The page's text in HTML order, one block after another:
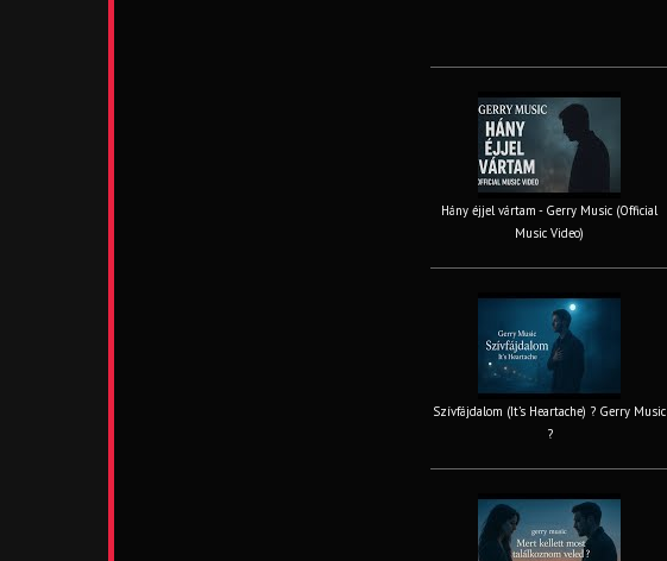
Hány éjjel vártam - Gerry Music (Official
Music Video)
Szívfájdalom (It’s Heartache) ? Gerry Music
?